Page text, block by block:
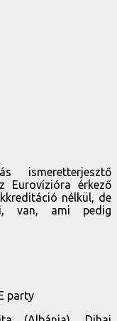
ismeretterjesztő
Eurovízióra érkező
nélkül, de
van, ami pedig
party